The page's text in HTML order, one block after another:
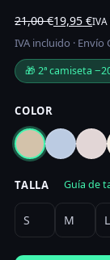
21,00€
El
precio
original
era:
19,95 €
El
precio
actual
es:
IVA
IVA incluido · Envío
🎁 2ª camiseta
COLOR
TALLA Guía de
S M L